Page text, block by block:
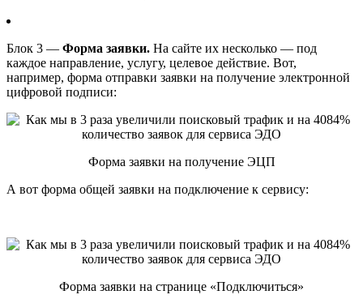
Блок 3 — Форма заявки. На сайте их несколько — под
каждое направление, услугу, целевое действие. Вот,
например, форма отправки заявки на получение электронной
цифровой подписи:
Форма заявки на получение ЭЦП
А вот форма общей заявки на подключение к сервису:
Форма заявки на странице «Подключиться»